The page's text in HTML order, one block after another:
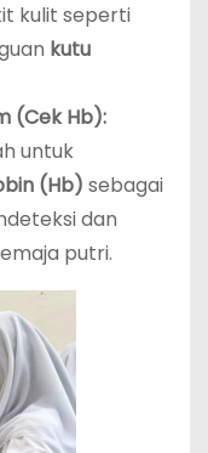
kulit seperti
kutu
(Cek Hb):
untuk
(Hb) sebagai
dan
putri.